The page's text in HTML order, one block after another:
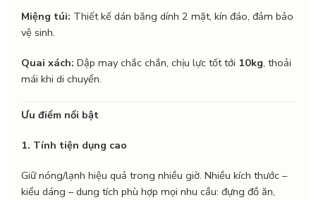
Miệng túi: Thiết kế dán băng dính 2 mặt, kín đáo, đảm bảo
vệ sinh.
Quai xách: Dập may chắc chắn, chịu lực tốt tới 10kg, thoải
mái khi di chuyển.
Ưu điểm nổi bật
1. Tính tiện dụng cao
Giữ nóng/lạnh hiệu quả trong nhiều giờ. Nhiều kích thước –
kiểu dáng – dung tích phù hợp mọi nhu cầu: đựng đồ ăn,